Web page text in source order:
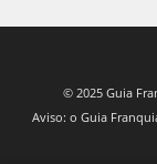
© 2025 Guia
Aviso: o Guia